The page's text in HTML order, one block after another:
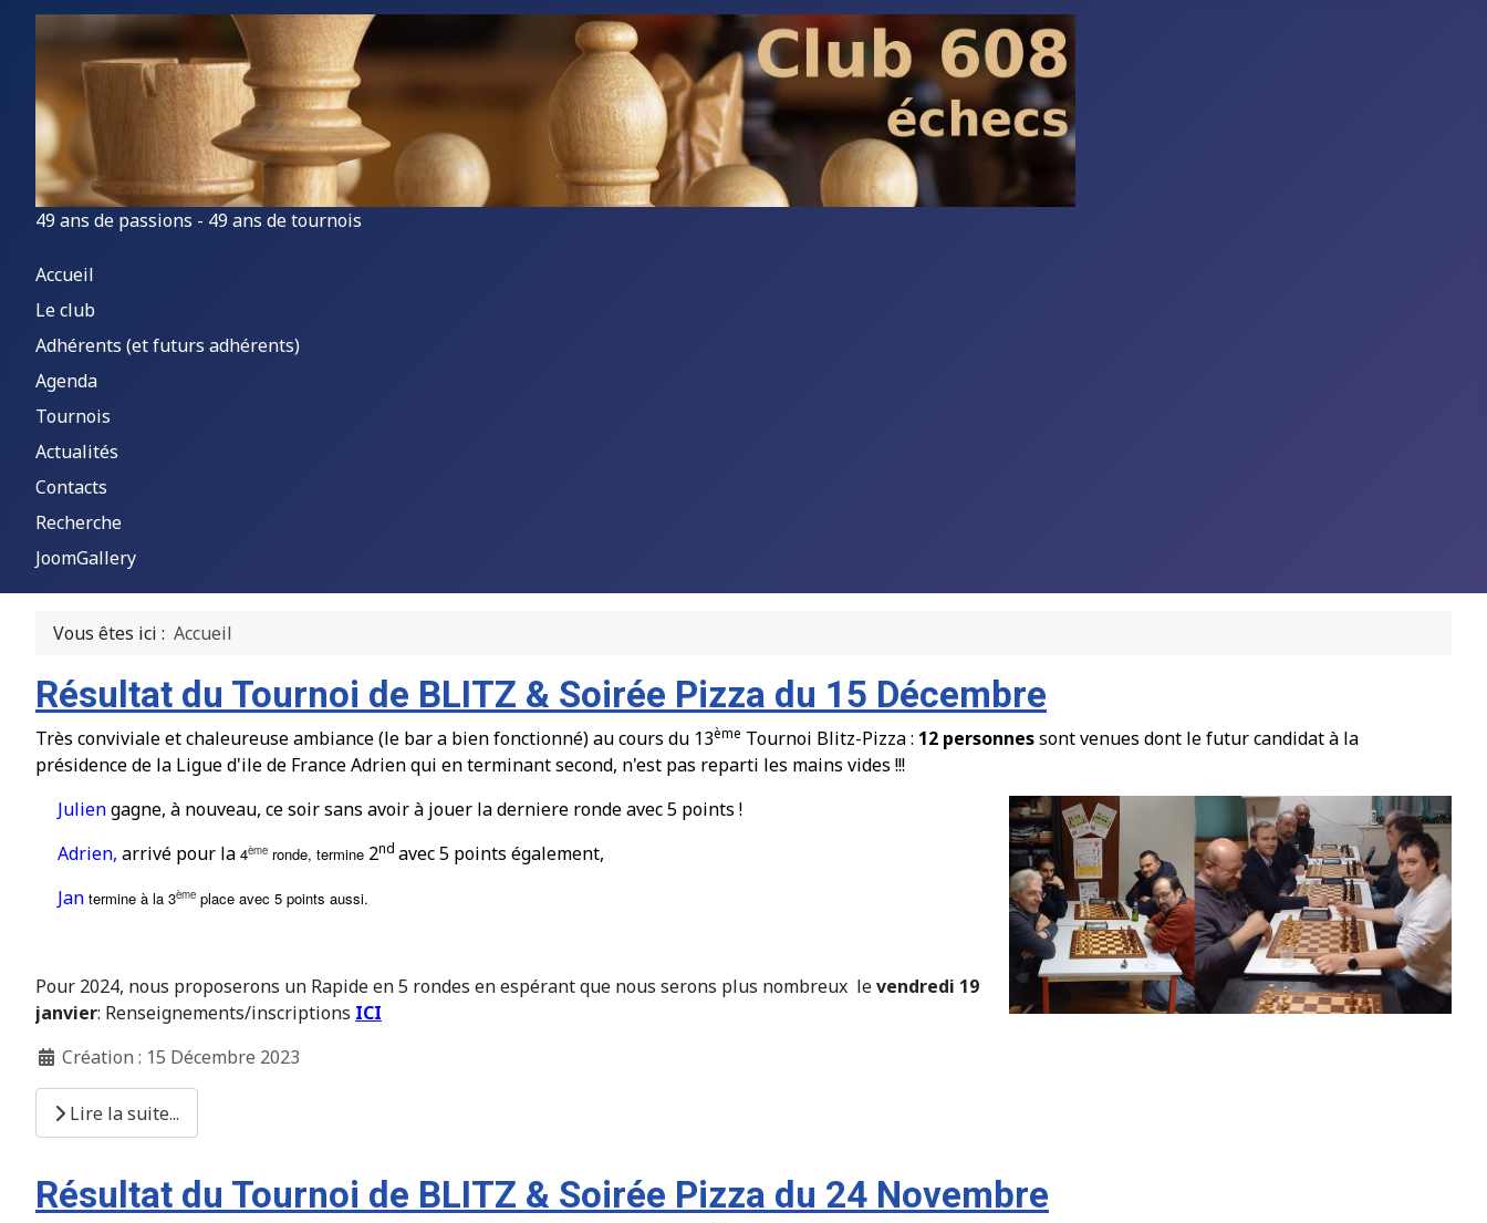
49 ans de passions - 49 ans de tournois
Accueil
Le club
Adhérents (et futurs adhérents)
Agenda
Tournois
Actualités
Contacts
Recherche
JoomGallery
Vous êtes ici : Accueil
Résultat du Tournoi de BLITZ & Soirée Pizza du 15 Décembre
Très conviviale et chaleureuse ambiance (le bar a bien fonctionné) au cours du 13ème Tournoi Blitz-Pizza : 12 personnessont venues dont le futur candidatà la
présidence de la Ligue d'ile de France Adrien qui en terminant second, n'est pas reparti les mains vides !!!
Juliengagne, à nouveau, ce soir sans avoir à jouer la derniere rondeavec 5 points !
Adrien, arrivé pour la 4ème ronde, termine 2nd avec 5 points également,
Jan termine à la 3ème place avec 5 points aussi.
Pour 2024, nous proposerons un Rapide en 5 rondes en espérant que nous serons plus nombreux levendredi 19
janvier: Renseignements/inscriptions ICI
Création : 15 Décembre 2023
Lire la suite...
Résultat du Tournoi de BLITZ & Soirée Pizza du 24 Novembre